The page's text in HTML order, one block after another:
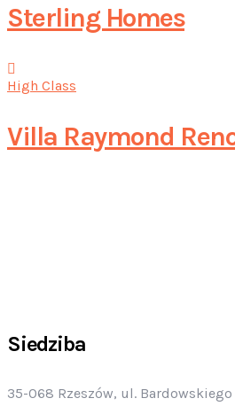
Sterling Homes
High Class
Villa Raymond
Siedziba
35-068 Rzeszów, ul. Bardowskiego